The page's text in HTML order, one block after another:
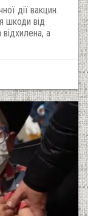
дії вакцин.
шкоди від
а